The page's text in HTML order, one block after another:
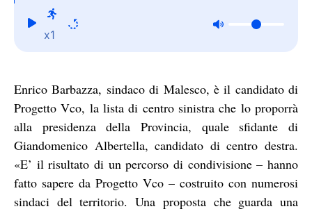
x1
Enrico Barbazza, sindaco di Malesco, è il candidato di
Progetto Vco, la lista di centro sinistra che lo proporrà
alla presidenza della Provincia, quale sfidante di
Giandomenico Albertella, candidato di centro destra.
«E’ il risultato di un percorso di condivisione – hanno
fatto sapere da Progetto Vco – costruito con numerosi
sindaci del territorio. Una proposta che guarda una